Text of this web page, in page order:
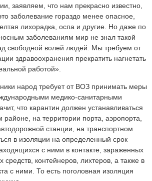
заявляем, что нам прекрасно известно,
заболевание гораздо менее опасное,
лихорадка, оспа и другие. Но даже по
заболеваниям мир не знал такой
свободной волей людей. Мы требуем от
здравоохранения прекратить нагнетать
работой».
народ требует от ВОЗ принимать меры
медико-санитарными
что карантин должен устанавливаться
районе, на территории порта, аэропорта,
станции, на транспортном
в изоляции на определенный срок
с ними в контакте, зараженных
средств, контейнеров, лихтеров, а также в
с ними. То есть поголовная изоляция